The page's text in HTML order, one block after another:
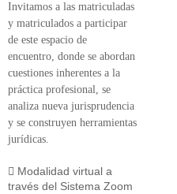
Invitamos a las matriculadas
y matriculados a participar
de este espacio de
encuentro, donde se abordan
cuestiones inherentes a la
práctica profesional, se
analiza nueva jurisprudencia
y se construyen herramientas
jurídicas.
Modalidad virtual a
través del Sistema Zoom